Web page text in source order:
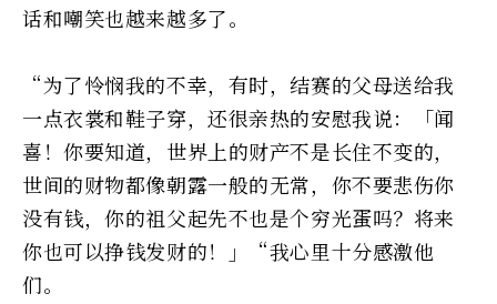
话和嘲笑也越来越多了。
“为了怜悯我的不幸，有时，结赛的父母送给我
一点衣裳和鞋子穿，还很亲热的安慰我说：「闻
喜！你要知道，世界上的财产不是长住不变的，
世间的财物都像朝露一般的无常，你不要悲伤你
没有钱，你的祖父起先不也是个穷光蛋吗？将来
你也可以挣钱发财的！」“我心里十分感激他
们。